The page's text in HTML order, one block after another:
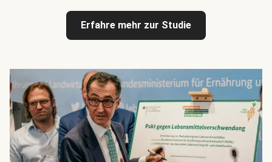
Erfahre mehr zur Studie